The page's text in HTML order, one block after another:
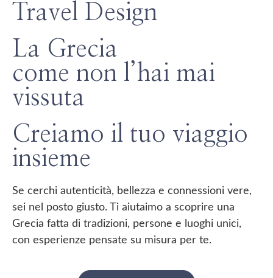
Travel Design
La Grecia
come non l’hai mai
vissuta
Creiamo il tuo viaggio
insieme
Se cerchi autenticità, bellezza e connessioni vere,
sei nel posto giusto. Ti aiutaimo a scoprire una
Grecia fatta di tradizioni, persone e luoghi unici,
con esperienze pensate su misura per te.